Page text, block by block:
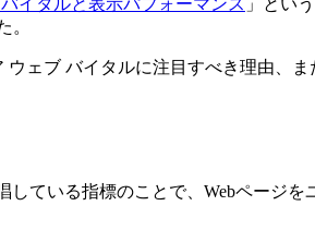
。
ェブ バイタルに注目すべき理由、
している指標のことで、Webページ